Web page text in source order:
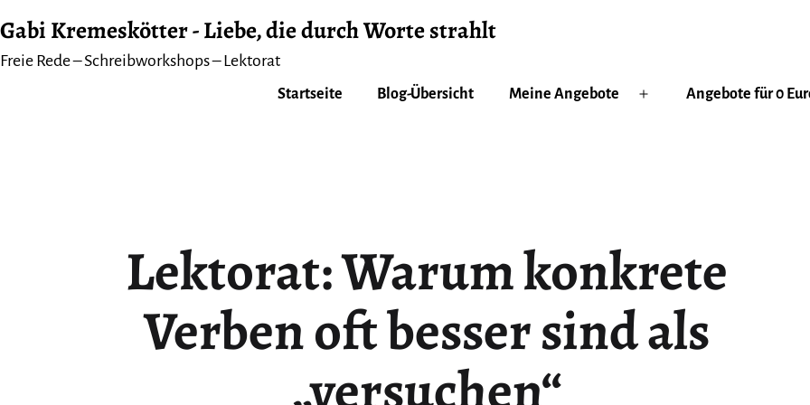
Inhalt
Gabi Kremeskötter - Liebe, die durch Worte strahlt
Freie Rede – Schreibworkshops – Lektorat
Startseite Blog-Übersicht Meine Angebote Angebote für 0
Lektorat: Warum konkrete
Verben oft besser sind als